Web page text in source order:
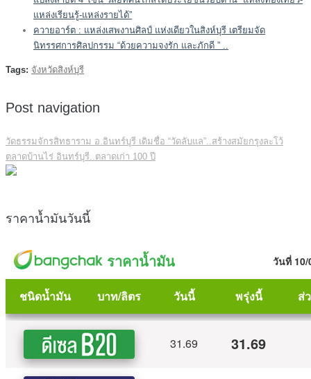
แหล่งเรียนรู้-แหล่งรายได้”
ควายอาร์ต : แหล่งเสพงานศิลป์ แห่งเดียวในสิงห์บุรี เตรียมจัด
นิทรรศการศิลปกรรม “ด้วยความจงรัก และภักดี ” ..
Tags: จังหวัดสิงห์บุรี
Post navigation
วัดธรรมจักรสิทธาราม อ.อินทร์บุรี เดิมชื่อ “วัดลับแล”..สร้างสมัยกรุงละโว้
ตลาดบ้านไร่ อินทร์บุรี..ตลาดเก่า 100 ปี
ราคาน้ำมันวันนี้